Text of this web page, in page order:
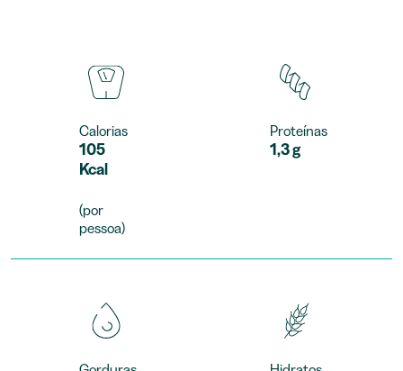
Calorias
105
Kcal
(por
pessoa)
Proteínas
1,3 g